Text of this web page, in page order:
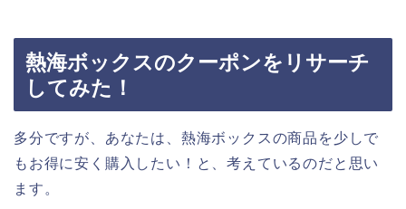
熱海ボックスのクーポンをリサーチ
してみた！
多分ですが、あなたは、熱海ボックスの商品を少しで
もお得に安く購入したい！と、考えているのだと思い
ます。